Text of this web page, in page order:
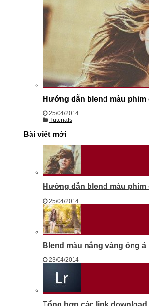
Hướng dẫn blend màu
25/04/2014
Tutorials
Bài viết mới
Hướng dẫn blend màu
25/04/2014
Blend màu nắng vàng óng
23/04/2014